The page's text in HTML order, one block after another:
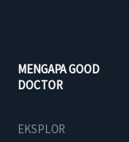
MENGAPA GOOD
DOCTOR
EKSPLOR